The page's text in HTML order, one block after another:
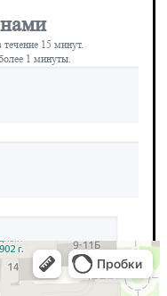
15 минут.
1 минуты.
д. 10